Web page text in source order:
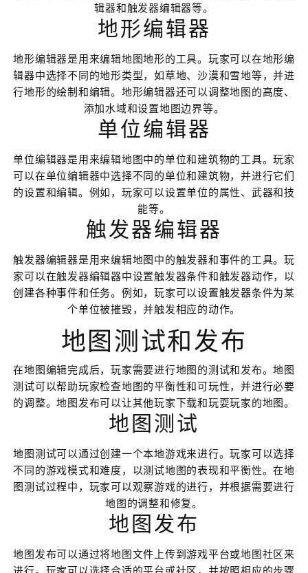
辑器和触发器编辑器等。
地形编辑器
地形编辑器是用来编辑地图地形的工具。玩家可以在地形编
辑器中选择不同的地形类型，如草地、沙漠和雪地等，并进
行地形的绘制和编辑。地形编辑器还可以调整地图的高度、
添加水域和设置地图边界等。
单位编辑器
单位编辑器是用来编辑地图中的单位和建筑物的工具。玩家
可以在单位编辑器中选择不同的单位和建筑物，并进行它们
的设置和编辑。例如，玩家可以设置单位的属性、武器和技
能等。
触发器编辑器
触发器编辑器是用来编辑地图中的触发器和事件的工具。玩
家可以在触发器编辑器中设置触发器条件和触发器动作，以
创建各种事件和任务。例如，玩家可以设置触发器条件为某
个单位被摧毁，并触发相应的动作。
地图测试和发布
在地图编辑完成后，玩家需要进行地图的测试和发布。地图
测试可以帮助玩家检查地图的平衡性和可玩性，并进行必要
的调整。地图发布可以让其他玩家下载和玩耍玩家的地图。
地图测试
地图测试可以通过创建一个本地游戏来进行。玩家可以选择
不同的游戏模式和难度，以测试地图的表现和平衡性。在地
图测试过程中，玩家可以观察游戏的进行，并根据需要进行
地图的调整和修复。
地图发布
地图发布可以通过将地图文件上传到游戏平台或地图社区来